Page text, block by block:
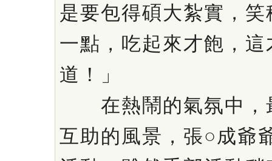
是要包得碩大紮實，
一點，吃起來才飽，
道！」
在熱鬧的氣氛中，
互助的風景，張○成爺